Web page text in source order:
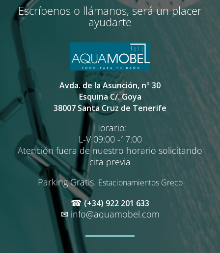
Escríbenos o llámanos, será un placer
ayudarte
Avda. de la Asunción, nº 30
Esquina C/. Goya
38007 Santa Cruz de Tenerife
Horario:
L-V 09:00 -17:00
Atención fuera de nuestro horario solicitando
cita previa
Parking Gratis. Estacionamientos Greco
☎(+34) 922 201 633
✉ info@aquamobel.com